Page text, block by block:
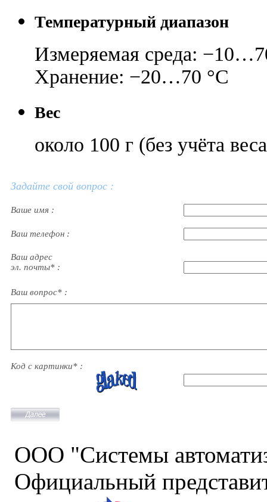
Температурный диапазон
Измеряемая среда:
Хранение: −20…70 °C
Вес
около 100 г (без учёта
Задайте свой вопрос :
Ваше имя :
Ваш телефон :
Ваш адрес
эл. почты* :
Ваш вопрос* :
Код с картинки* :
ООО "Системы
Официальный